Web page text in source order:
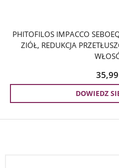
PHITOFILOS IMPACCO
ZIÓŁ, REDUKCJA
35,99
DOWIEDZ